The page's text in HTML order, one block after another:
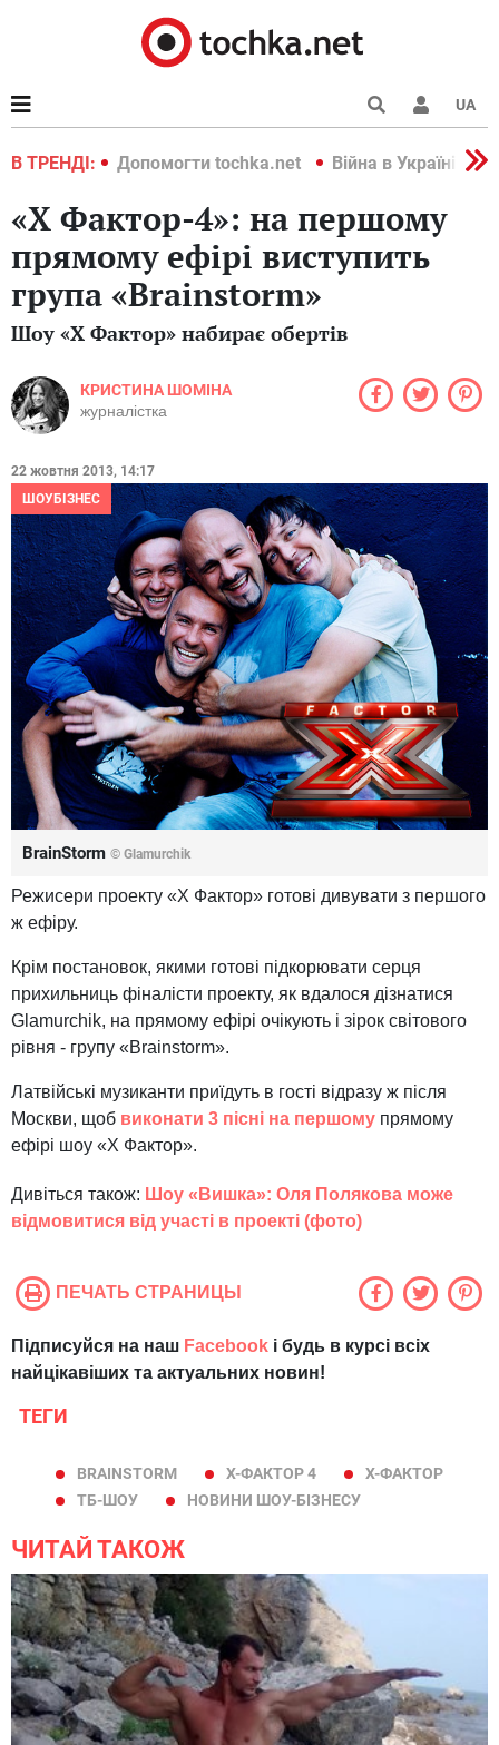
UA
В ТРЕНДІ:
2022 Допомогти tochka.net Війна в Україні 2022
«Х Фактор-4»: на першому
прямому ефірі виступить
група «Brainstorm»
Шоу «Х Фактор» набирає обертів
КРИСТИНА ШОМІНА
журналістка
22 жовтня 2013, 14:17
ШОУБІЗНЕС
BrainStorm © Glamurchik
Режисери проекту «Х Фактор» готові дивувати з першого
ж ефіру.
Крім постановок, якими готові підкорювати серця
прихильниць фіналісти проекту, як вдалося дізнатися
Glamurchik, на прямому ефірі очікують і зірок світового
рівня - групу «Brainstorm».
Латвійські музиканти приїдуть в гості відразу ж після
Москви, щоб виконати 3 пісні на першому прямому
ефірі шоу «Х Фактор».
Дивіться також: Шоу «Вишка»: Оля Полякова може
відмовитися від участі в проекті (фото)
ПЕЧАТЬ СТРАНИЦЫ
Підписуйся на наш Facebook і будь в курсі всіх
найцікавіших та актуальних новин!
ТЕГИ
BRAINSTORM Х-ФАКТОР 4
Х-ФАКТОР
ТБ-ШОУ
НОВИНИ ШОУ-БІЗНЕСУ
ЧИТАЙ ТАКОЖ